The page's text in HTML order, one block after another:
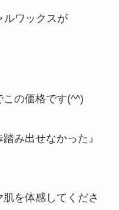
ルワックスが
の価格です(^^)
み出せなかった』
を体感してくださ